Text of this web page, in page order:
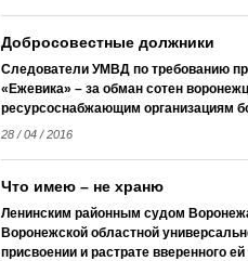
Добросовестные должники
Следователи УМВД по требованию
«Ежевика» – за обман сотен
ресурсоснабжающим организациям
28 / 04 / 2016
Что имею – не храню
Ленинским районным судом
Воронежской областной
присвоении и растрате вверенного